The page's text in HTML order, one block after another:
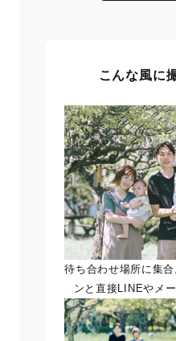
こんな風に
待ち合わせ場所に集
ンと直接LINEやメ